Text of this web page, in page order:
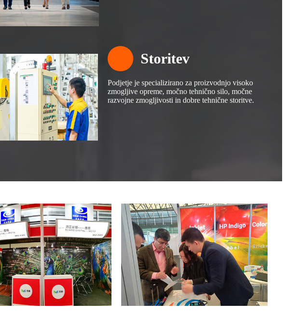
Storitev
Podjetje je specializirano za proizvodnjo visoko
zmogljive opreme, močno tehnično silo, močne
razvojne zmogljivosti in dobre tehnične storitve.